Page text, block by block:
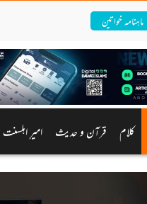
ماہنامہ خواتین
کلام قرآن و حدیث امیرِ اہلسنت